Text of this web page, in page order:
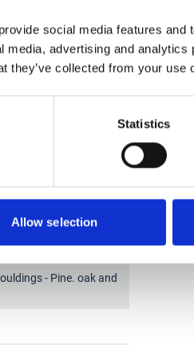
social media features and
advertising and
they’ve collected from your use
Statistics
Allow selection
- Pine. oak and